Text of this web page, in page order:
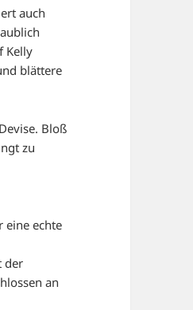
auch
Kelly
blättere
Bloß
zu
eine echte
der
an